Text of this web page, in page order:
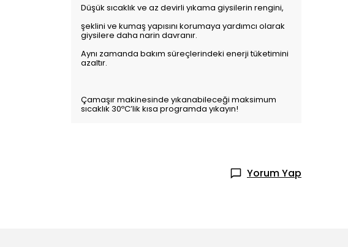
Düşük sıcaklık ve az devirli yıkama giysilerin rengini,
şeklini ve kumaş yapısını korumaya yardımcı olarak
giysilere daha narin davranır.
Aynı zamanda bakım süreçlerindeki enerji tüketimini
azaltır.
Çamaşır makinesinde yıkanabileceği maksimum
sıcaklık 30ºC’lik kısa programda yıkayın!
Yorum Yap